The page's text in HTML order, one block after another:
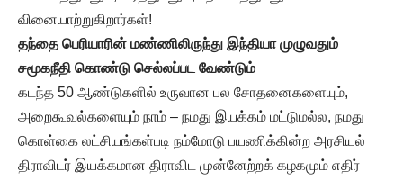
வினையாற்றுகிறார்கள்!
தந்தை பெரியாரின் மண்ணிலிருந்து இந்தியா முழுவதும்
சமூகநீதி கொண்டு செல்லப்பட வேண்டும்
கடந்த 50 ஆண்டுகளில் உருவான பல சோதனைகளையும்,
அறைகூவல்களையும் நாம் – நமது இயக்கம் மட்டுமல்ல, நமது
கொள்கை லட்சியங்கள்படி நம்மோடு பயணிக்கின்ற அரசியல்
திராவிடர் இயக்கமான திராவிட முன்னேற்றக் கழகமும் எதிர்